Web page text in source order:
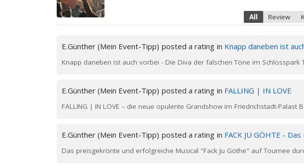
All Review
E.Günther (Mein Event-Tipp) posted a rating in Knapp daneben ist
Knapp daneben ist auch vorbei - Die Diva der falschen Töne im Schlosspark
E.Günther (Mein Event-Tipp) posted a rating in FALLING | IN LOVE
FALLING | IN LOVE – die neue opulente Grandshow im Friedrichstadt-Palast
E.Günther (Mein Event-Tipp) posted a rating in FACK JU GÖHTE - Das
Das preisgekrönte und erfolgreiche Musical "Fack Ju Göthe" auf Tournee